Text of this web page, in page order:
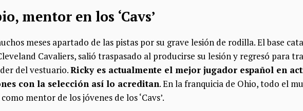
mentor en los ‘Cavs’
meses apartado de las pistas por su grave lesión de rodilla. El base
Cavaliers, salió traspasado al producirse su lesión y regresó para
del vestuario.Ricky es actualmente el mejor jugador español en
con la selección así lo acreditan. En la franquicia de Ohio, todo el
mentor de los jóvenes de los ‘Cavs’.